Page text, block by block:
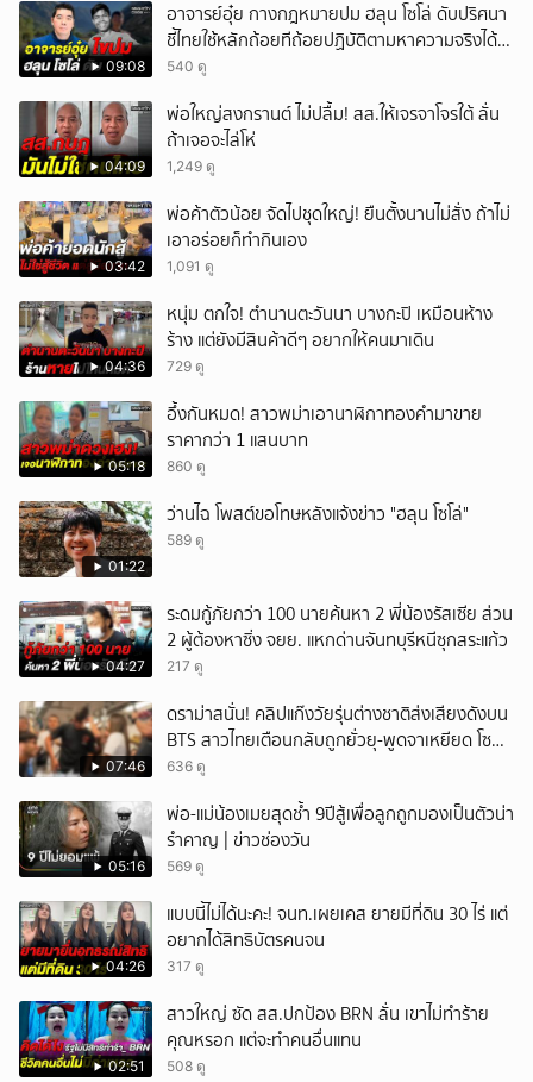
09:08
อาจารย์อุ๋ย กางกฎหมายปม ฮลุน โซโล่ ดับปริศนา
ชี้ไทยใช้หลักถ้อยทีถ้อยปฏิบัติตามหาความจริงได้
แม้ไร้สนธิสัญญา
540 ดู
04:09
พ่อใหญ่สงกรานต์ ไม่ปลื้ม! สส.ให้เจรจาโจรใต้ ลั่น
ถ้าเจอจะไล่โห่
1,249 ดู
03:42
พ่อค้าตัวน้อย จัดไปชุดใหญ่! ยืนตั้งนานไม่สั่ง ถ้าไม่
เอาอร่อยก็ทำกินเอง
1,091 ดู
04:36
หนุ่ม ตกใจ! ตำนานตะวันนา บางกะปิ เหมือนห้าง
ร้าง แต่ยังมีสินค้าดีๆ อยากให้คนมาเดิน
729 ดู
05:18
อึ้งกันหมด! สาวพม่าเอานาฬิกาทองคำมาขาย
ราคากว่า 1 แสนบาท
860 ดู
01:22
ว่านไฉ โพสต์ขอโทษหลังแจ้งข่าว "ฮลุน โซโล่"
589 ดู
04:27
ระดมกู้ภัยกว่า 100 นายค้นหา 2 พี่น้องรัสเซีย ส่วน
2 ผู้ต้องหาซิ่ง จยย. แหกด่านจันทบุรีหนีซุกสระแก้ว
217 ดู
07:46
ดราม่าสนั่น! คลิปแก๊งวัยรุ่นต่างชาติส่งเสียงดังบน
BTS สาวไทยเตือนกลับถูกยั่วยุ-พูดจาเหยียด โซ
เชียลวิจารณ์เดือด
636 ดู
05:16
พ่อ-แม่น้องเมยสุดช้ำ 9ปีสู้เพื่อลูกถูกมองเป็นตัวน่า
รำคาญ | ข่าวช่องวัน
569 ดู
04:26
แบบนี้ไม่ได้นะคะ! จนท.เผยเคส ยายมีที่ดิน 30 ไร่ แต่
อยากได้สิทธิบัตรคนจน
317 ดู
02:51
สาวใหญ่ ซัด สส.ปกป้อง BRN ลั่น เขาไม่ทำร้าย
คุณหรอก แต่จะทำคนอื่นแทน
508 ดู